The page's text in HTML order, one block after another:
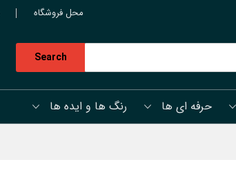
محل فروشگاه
Search
حرفه ای ها رنگ ها و ایده ها